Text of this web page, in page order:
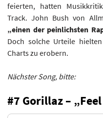
feierten, hatten
Track. John Bush von
„einen der peinlichsten
Doch solche Urteile
Charts zu erobern.
Nächster Song, bitte:
#7 Gorillaz –